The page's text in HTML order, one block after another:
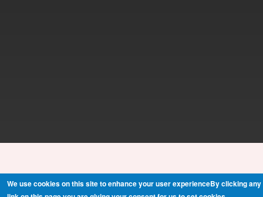
We use cookies on this site to enhance your user experienceBy clicking any